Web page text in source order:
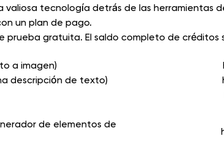
valiosa tecnología detrás de las herramientas
un plan de pago.
prueba gratuita. El saldo completo de créditos
a imagen)
descripción de texto)
de elementos de